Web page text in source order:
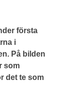
första
i
På bilden
som
det te som